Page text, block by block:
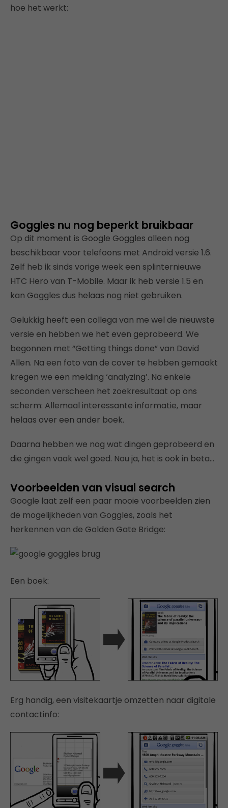
hoe het werkt:
Goggles nu nog beperkt bruikbaar
Op dit moment is Google Goggles alleen nog
beschikbaar voor telefoons met Android versie 1.6.
Zelf heb ik sinds vorige week een splinternieuwe
HTC Hero van T-Mobile. Maar ik heb versie 1.5 en
kan Goggles dus helaas nog niet gebruiken.
Gelukkig heeft een collega van me wel de nieuwste
versie en hebben we het even geprobeerd. We
begonnen met “Getting things done” van David
Allen. Na een foto van de cover te hebben gemaakt
kregen we een melding ‘analyzing’. Na enkele
seconden verscheen het zoekresultaat op ons
scherm: Allemaal interessante informatie, maar
helaas over een ander boek.
Daarna hebben we nog wat dingen geprobeerd en
die gingen vaak wel goed. Nou ja, het is ook in beta…
Voorbeelden van visual search
Google laat zelf een paar mooie voorbeelden zien
de mogelijkheden van Goggles, zoals het
herkennen van de Golden Gate Bridge:
Een boek:
Erg handig, een visitekaartje omzetten naar digitale
contactinfo: